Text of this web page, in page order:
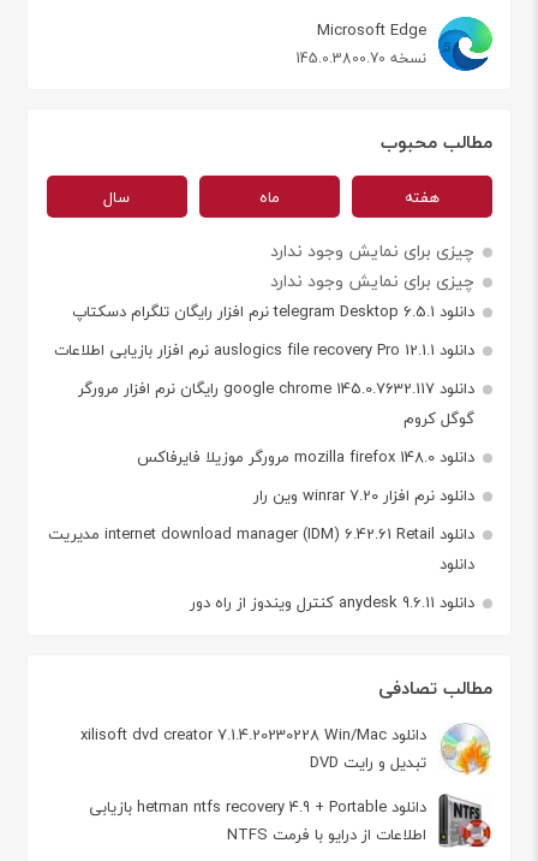
Microsoft Edge
نسخه 145.0.3800.70
مطالب محبوب
هفته ماه سال
چیزی برای نمایش وجود ندارد
چیزی برای نمایش وجود ندارد
دانلود telegram Desktop 6.5.1 نرم افزار رایگان تلگرام دسکتاپ
دانلود auslogics file recovery Pro 12.1.1 نرم افزار بازیابی اطلاعات
دانلود google chrome 145.0.7632.117 رایگان نرم افزار مرورگر
گوگل کروم
دانلود mozilla firefox 148.0 مرورگر موزیلا فایرفاکس
دانلود نرم افزار winrar 7.20 وین رار
دانلود internet download manager (IDM) 6.42.61 Retail مدیریت
دانلود
دانلود anydesk 9.6.11 کنترل ویندوز از راه دور
مطالب تصادفی
دانلود xilisoft dvd creator 7.1.4.20230228 Win/Mac
تبدیل و رایت DVD
دانلود hetman ntfs recovery 4.9 + Portable بازیابی
اطلاعات از درایو با فرمت NTFS